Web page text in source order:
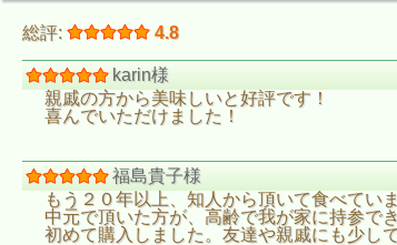
総評: 4.8
karin様
親戚の方から美味しいと好評です！
喜んでいただけました！
福島貴子様
もう２０年以上、知人から頂いて食べてい
中元で頂いた方が、高齢で我が家に持参で
初めて購入しました。友達や親戚にも少し